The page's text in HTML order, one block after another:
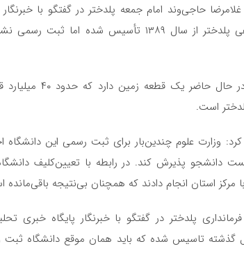
حاجی‌وند امام جمعه پلدختر در گفتگو با خبرنگار
داشت: دانشگاه غیرانتفاعی پلدختر از سال ۱۳۸۹
وی افزود: این
است.
وزارت علوم چندین‌بار برای ثبت رسمی این
پذیرش کند. در رابطه با تعیین‌کلیف دانشگاه
با مرکز استان انجام دادند که همچنان بی‌نتیجه
پلدختر در گفتگو با خبرنگار پایگاه خبری
پلدختر ۱۴ سال گذشته تاسیس شده که باید همان موقع